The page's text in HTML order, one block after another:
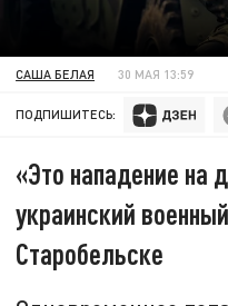
САША БЕЛАЯ 30 МАЯ 13:59
ПОДПИШИТЕСЬ:
«Это нападение на
украинский
Старобельске